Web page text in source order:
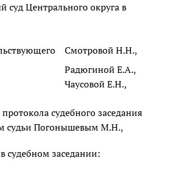
суд Центрального округа в
Смотровой Н.Н.,
Радюгиной Е.А.,
Чаусовой Е.Н.,
судебного заседания
судьи Погонышевым М.Н.,
судебном заседании: